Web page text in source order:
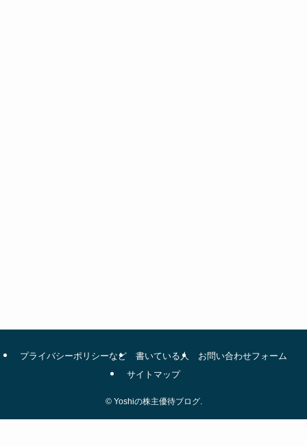
プライバシーポリシーなど 書いている人
お問い合わせフォーム
サイトマップ
©Yoshiの株主優待ブログ.